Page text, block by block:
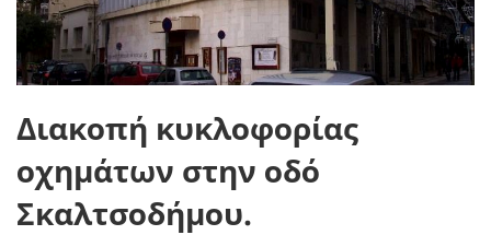
Διακοπή κυκλοφορίας
οχημάτων στην οδό
Σκαλτσοδήμου.